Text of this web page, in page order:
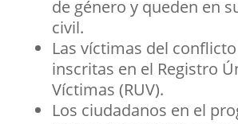
de género y queden en
civil.
Las víctimas del
inscritas en el Registro
Víctimas (RUV).
Los ciudadanos en el